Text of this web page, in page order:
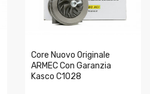
Core Nuovo Originale
ARMEC Con Garanzia
Kasco C1028